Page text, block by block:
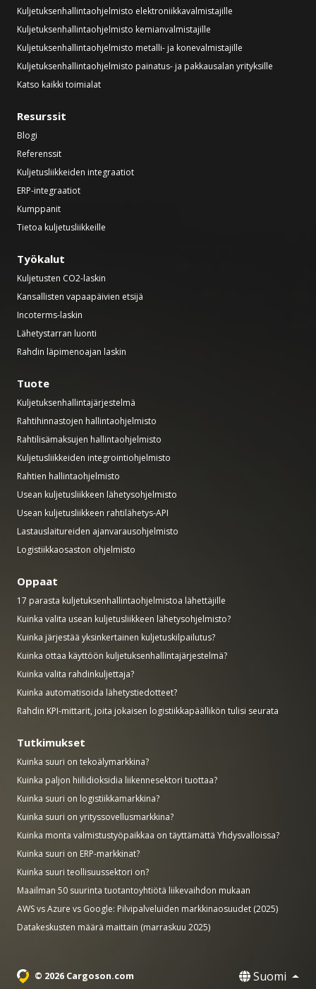
Kuljetuksenhallintaohjelmisto elektroniikkavalmistajille
Kuljetuksenhallintaohjelmisto kemianvalmistajille
Kuljetuksenhallintaohjelmisto metalli- ja konevalmistajille
Kuljetuksenhallintaohjelmisto painatus- ja pakkausalan yrityksille
Katso kaikki toimialat
Resurssit
Blogi
Referenssit
Kuljetusliikkeiden integraatiot
ERP-integraatiot
Kumppanit
Tietoa kuljetusliikkeille
Työkalut
Kuljetusten CO2-laskin
Kansallisten vapaapäivien etsijä
Incoterms-laskin
Lähetystarran luonti
Rahdin läpimenoajan laskin
Tuote
Kuljetuksenhallintajärjestelmä
Rahtihinnastojen hallintaohjelmisto
Rahtilisämaksujen hallintaohjelmisto
Kuljetusliikkeiden integrointiohjelmisto
Rahtien hallintaohjelmisto
Usean kuljetusliikkeen lähetysohjelmisto
Usean kuljetusliikkeen rahtilähetys-API
Lastauslaitureiden ajanvarausohjelmisto
Logistiikkaosaston ohjelmisto
Oppaat
17 parasta kuljetuksenhallintaohjelmistoa lähettäjille
Kuinka valita usean kuljetusliikkeen lähetysohjelmisto?
Kuinka järjestää yksinkertainen kuljetuskilpailutus?
Kuinka ottaa käyttöön kuljetuksenhallintajärjestelmä?
Kuinka valita rahdinkuljettaja?
Kuinka automatisoida lähetystiedotteet?
Rahdin KPI-mittarit, joita jokaisen logistiikkapäällikön tulisi seurata
Tutkimukset
Kuinka suuri on tekoälymarkkina?
Kuinka paljon hiilidioksidia liikennesektori tuottaa?
Kuinka suuri on logistiikkamarkkina?
Kuinka suuri on yrityssovellusmarkkina?
Kuinka monta valmistustyöpaikkaa on täyttämättä Yhdysvalloissa?
Kuinka suuri on ERP-markkinat?
Kuinka suuri teollisuussektori on?
Maailman 50 suurinta tuotantoyhtiötä liikevaihdon mukaan
AWS vs Azure vs Google: Pilvipalveluiden markkinaosuudet (2025)
Datakeskusten määrä maittain (marraskuu 2025)
© 2026 Cargoson.com Suomi